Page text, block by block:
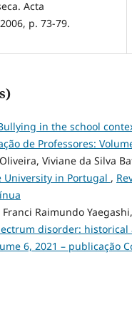
Acta
p. 73-79.
in the school
de Professores:
Viviane da Silva
University in Portugal ,
Raimundo Yaegashi,
disorder: historical
6, 2021 – publicação